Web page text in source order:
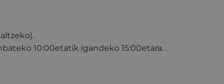
10:00etatik igandeko 15:00etara.